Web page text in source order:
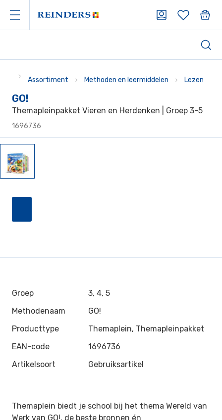
Assortiment Methoden en leermiddelen Lezen
GO!
Themapleinpakket Vieren en Herdenken | Groep 3-5
1696736
Groep
3, 4, 5
Methodenaam
GO!
Producttype
Themaplein, Themapleinpakket
EAN-code
1696736
Artikelsoort
Gebruiksartikel
Themaplein biedt je school bij het thema Wereld van
Werk van GO!, de beste bronnen én